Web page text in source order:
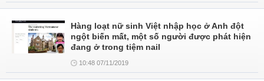
Hàng loạt nữ sinh Việt nhập học ở Anh đột
ngột biến mất, một số người được phát hiện
đang ở trong tiệm nail
10:48 07/11/2019